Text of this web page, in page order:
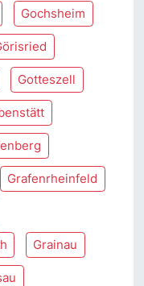
Gochsheim
Gotteszell
Grafenrheinfeld
Grainau